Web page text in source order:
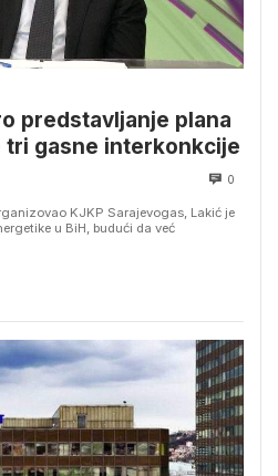
predstavljanje plana
tri gasne interkonkcije
0
KJKP Sarajevogas, Lakić je
u BiH, budući da već